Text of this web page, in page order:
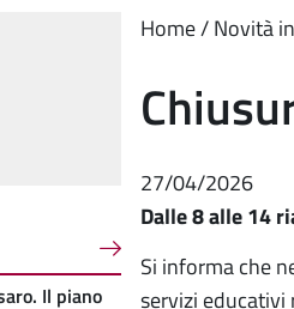
Home Novità
27/04/2026
Dalle 8 alle 14
Si informa che
servizi educativi
Il piano